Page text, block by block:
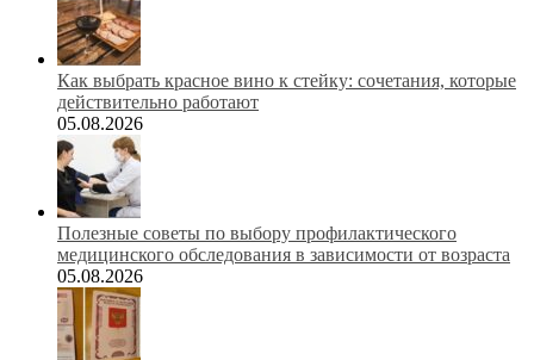
Как выбрать красное вино к стейку: сочетания, которые
действительно работают
05.08.2026
Полезные советы по выбору профилактического
медицинского обследования в зависимости от возраста
05.08.2026